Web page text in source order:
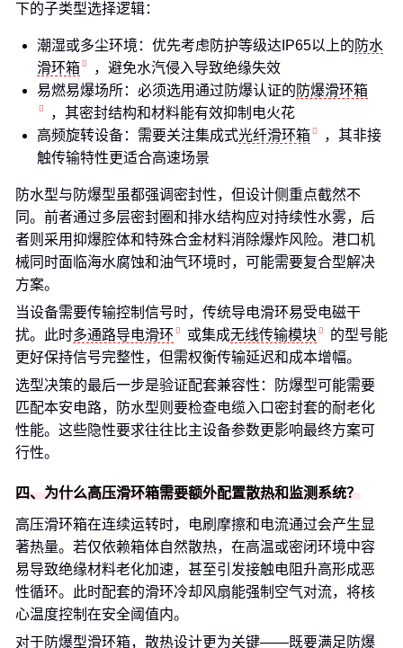
下的子类型选择逻辑：
潮湿或多尘环境：优先考虑防护等级达IP65以上的 防水
滑环箱
，避免水汽侵入导致绝缘失效
易燃易爆场所：必须选用通过防爆认证的 防爆滑环箱
，其密封结构和材料能有效抑制电火花
高频旋转设备：需要关注集成式光纤滑环箱
，其非接
触传输特性更适合高速场景
防水型与防爆型虽都强调密封性，但设计侧重点截然不
同。前者通过多层密封圈和排水结构应对持续性水雾，后
者则采用抑爆腔体和特殊合金材料消除爆炸风险。港口机
械同时面临海水腐蚀和油气环境时，可能需要复合型解决
方案。
当设备需要传输控制信号时，传统导电滑环易受电磁干
扰。此时多通路导电滑环 或集成无线传输模块
的型号能
更好保持信号完整性，但需权衡传输延迟和成本增幅。
选型决策的最后一步是验证配套兼容性：防爆型可能需要
匹配本安电路，防水型则要检查电缆入口密封套的耐老化
性能。这些隐性要求往往比主设备参数更影响最终方案可
行性。
四、为什么高压滑环箱需要额外配置散热和监测系统？
高压滑环箱在连续运转时，电刷摩擦和电流通过会产生显
著热量。若仅依赖箱体自然散热，在高温或密闭环境中容
易导致绝缘材料老化加速，甚至引发接触电阻升高形成恶
性循环。此时配套的滑环冷却风扇能强制空气对流，将核
心温度控制在安全阈值内。
对于防爆型滑环箱，散热设计更为关键——既要满足防爆